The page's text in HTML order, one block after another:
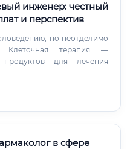
счёта ИНН —
налогоплательщика
(вкладышем). Именно
в нём перечислены
инженер: честный
и перспектив
но неотделимо
Клеточная терапия —
продуктов для лечения
в сфере